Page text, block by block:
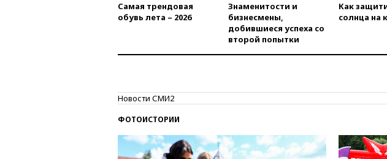
Самая трендовая
обувь лета – 2026
Знаменитости и
бизнесмены,
добившиеся успеха со
второй попытки
Как
солнца на
Новости СМИ2
ФОТОИСТОРИИ